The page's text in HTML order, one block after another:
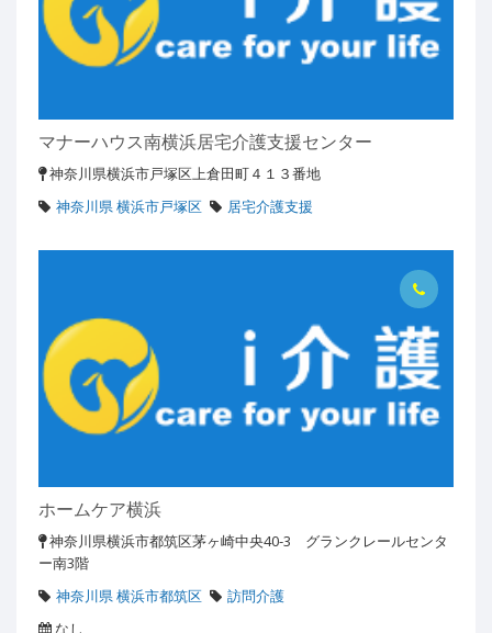
マナーハウス南横浜居宅介護支援センター
神奈川県横浜市戸塚区上倉田町４１３番地
神奈川県 横浜市戸塚区
居宅介護支援
ホームケア横浜
神奈川県横浜市都筑区茅ヶ崎中央40-3 グランクレールセンタ
ー南3階
神奈川県 横浜市都筑区
訪問介護
なし